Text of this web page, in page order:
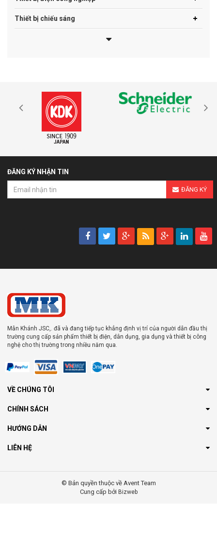
Thiết bị chiếu sáng
ĐĂNG KÝ NHẬN TIN
ĐĂNG KÝ
Mẫn Khánh JSC,. đã và đang tiếp tục khẳng định vị trí của người dẫn đầu thị
trường cung cấp sản phẩm thiết bị điện, dân dụng, gia dụng và thiết bị công
nghệ cho thị trường trong nhiều năm qua.
VỀ CHÚNG TÔI
CHÍNH SÁCH
HƯỚNG DẪN
LIÊN HỆ
© Bản quyền thuộc về Avent Team
Cung cấp bởi Bizweb